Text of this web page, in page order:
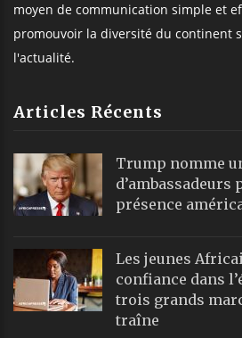
moyen de communication simple et
promouvoir la diversité du continent
l'actualité.
Articles Récents
Trump nomme
présence
Les jeunes
confiance dans
trois grands
traîne